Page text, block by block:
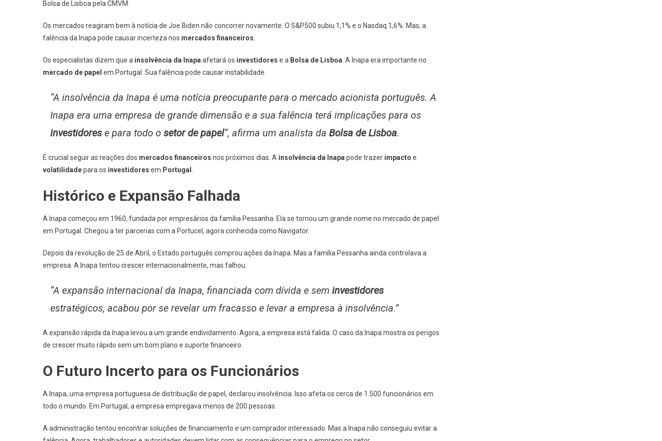
Bolsa de Lisboa pela CMVM.
Os mercados reagiram bem à notícia de Joe Biden não concorrer novamente. O S&P500 subiu 1,1% e o Nasdaq 1,6%. Mas, a
falência da Inapa pode causar incerteza nos mercados financeiros
Os especialistas dizem que a insolvência da Inapa afetará os investidores e a Bolsa de Lisboa . A Inapa era importante no
mercado de papel em Portugal. Sua falência pode causar instabilidade.
“A insolvência da Inapa é uma notícia preocupante para o mercado acionista português. A
Inapa era uma empresa de grande dimensão e a sua falência terá implicações para os
investidores e para todo o setor de papel“, afirma um analista da Bolsa de Lisboa.
É crucial seguir as reações dos mercados financeiros nos próximos dias. A insolvência da Inapa pode trazer impacto e
volatilidadepara os investidores em Portugal
Histórico e Expansão Falhada
A Inapa começou em 1960, fundada por empresários da família Pessanha. Ela se tornou um grande nome no mercado de papel
em Portugal. Chegou a ter parcerias com a Portucel, agora conhecida como Navigator.
Depois da revolução de 25 de Abril, o Estado português comprou ações da Inapa. Mas a família Pessanha ainda controlava a
empresa. A Inapa tentou crescer internacionalmente, mas falhou.
“A expansão internacional da Inapa, financiada com dívida e sem investidores
estratégicos, acabou por se revelar um fracasso e levar a empresa à insolvência.”
A expansão rápida da Inapa levou a um grande endividamento. Agora, a empresa está falida. O caso da Inapa mostra os perigos
de crescer muito rápido sem um bom plano e suporte financeiro.
O Futuro Incerto para os Funcionários
A Inapa, uma empresa portuguesa de distribuição de papel, declarou insolvência. Isso afeta os cerca de 1.500 funcionários em
todo o mundo. Em Portugal, a empresa empregava menos de 200 pessoas.
A administração tentou encontrar soluções de financiamento e um comprador interessado. Mas a Inapa não conseguiu evitar a